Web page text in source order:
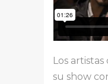
Los
su show